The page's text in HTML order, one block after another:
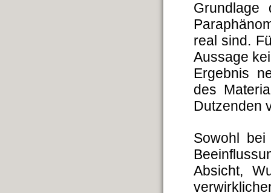
real sind.
Aussage
Ergebnis
des
Dutzenden
Sowohl
Absicht,